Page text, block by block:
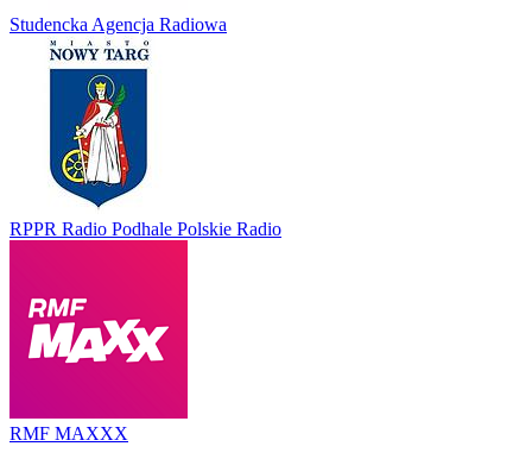
Studencka Agencja Radiowa
RPPR Radio Podhale Polskie Radio
RMF MAXXX